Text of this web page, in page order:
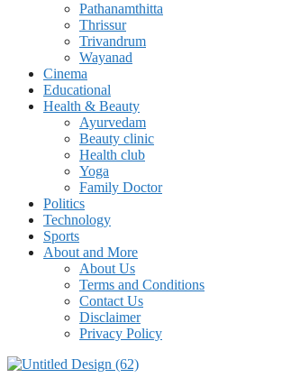
Pathanamthitta
Thrissur
Trivandrum
Wayanad
Cinema
Educational
Health & Beauty
Ayurvedam
Beauty clinic
Health club
Yoga
Family Doctor
Politics
Technology
Sports
About and More
About Us
Terms and Conditions
Contact Us
Disclaimer
Privacy Policy